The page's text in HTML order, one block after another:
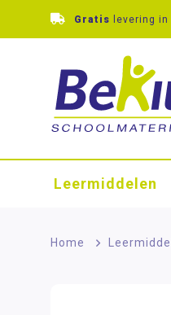
Gratis levering in
Leermiddelen
Home >